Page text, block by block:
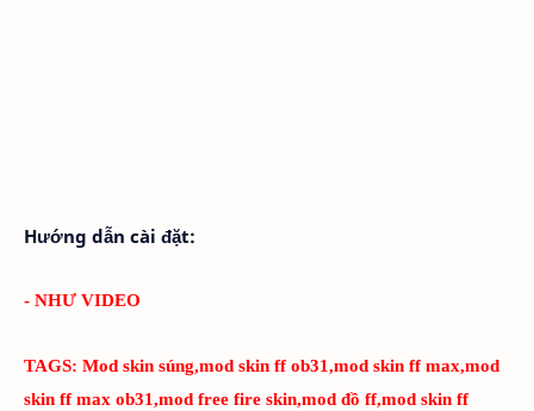
Hướng dẫn cài đặt:
- NHƯ VIDEO
TAGS: Mod skin súng,mod skin ff ob31,mod skin ff max,mod
skin ff max ob31,mod free fire skin,mod đồ ff,mod skin ff